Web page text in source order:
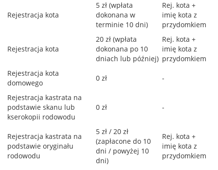
Rejestracja kota
5 zł (wpłata
dokonana w
terminie 10 dni)
Rej. kota +
imię kota z
przydomkiem
Rejestracja kota
20 zł (wpłata
dokonana po 10
dniach lub później)
Rej. kota +
imię kota z
przydomkiem
Rejestracja kota
domowego
0 zł -
Rejestracja kastrata na
podstawie skanu lub
kserokopii rodowodu
0 zł -
Rejestracja kastrata na
podstawie oryginału
rodowodu
5 zł / 20 zł
(zapłacone do 10
dni / powyżej 10
dni)
Rej. kota +
imię kota z
przydomkiem